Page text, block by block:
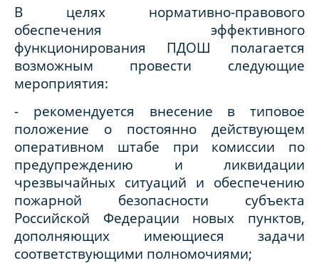
В целях нормативно-правового
обеспечения эффективного
функционирования ПДОШ полагается
возможным провести следующие
мероприятия:
- рекомендуется внесение в типовое
положение о постоянно действующем
оперативном штабе при комиссии по
предупреждению и ликвидации
чрезвычайных ситуаций и обеспечению
пожарной безопасности субъекта
Российской Федерации новых пунктов,
дополняющих имеющиеся задачи
соответствующими полномочиями;